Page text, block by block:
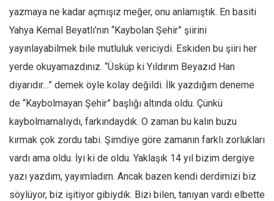
Bu Sayı
Tüm Sayılar
Kategoriler
Kültür Sanat
Kitap
7 soruda bu hafta
Ekonomi
Spor
yazmaya ne kadar açmışız meğer, onu anlamıştık. En basiti
Yahya Kemal Beyatlı’nın “Kaybolan Şehir” şiirini
yayınlayabilmek bile mutluluk vericiydi. Eskiden bu şiiri her
yerde okuyamazdınız. “Üsküp ki Yıldırım Beyazıd Han
diyarıdır…” demek öyle kolay değildi. İlk yazdığım deneme
de “Kaybolmayan Şehir” başlığı altında oldu. Çünkü
kaybolmamalıydı, farkındaydık. O zaman bu kalın buzu
kırmak çok zordu tabi. Şimdiye göre zamanın farklı zorlukları
vardı ama oldu. İyi ki de oldu. Yaklaşık 14 yıl bizim dergiye
yazı yazdım, yayımladım. Ancak bazen kendi derdimizi biz
söylüyor, biz işitiyor gibiydik. Bizi bilen, tanıyan vardı elbette